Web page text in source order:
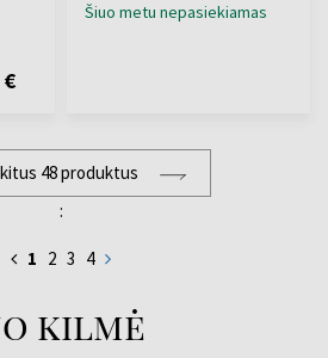
Šiuo metu nepasiekiamas
48 produktus
:
1 2 3 4
kilmė